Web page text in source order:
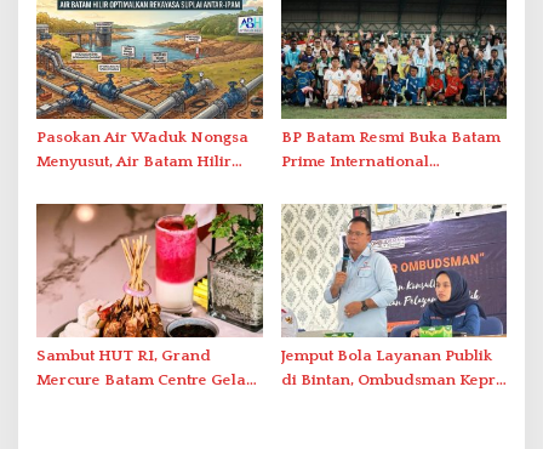
Berstandar Internasional
Pasokan Air Waduk Nongsa
Menyusut, Air Batam Hilir
Antar-IPAM
BP Batam Resmi Buka Batam
Prime International
2026 di Stadion Temenggung
Abdul Jamal
Sambut HUT RI, Grand
Mercure Batam Centre Gelar
Jemput Bola Layanan Publik
di Bintan, Ombudsman Kepri